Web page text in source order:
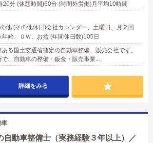
20分 (休憩時間)60分 (時間外労働)月平均10時間
他 (その他休日)会社カレンダー、土曜日、月２回
始、ＧＷ、お盆 (年間休日数)105日
る国土交通省指定の自動車整備、販売会社です。
、自動車の整備・鈑金・販売事業...
詳細をみる
自動車整備士（実務経験３年以上）／